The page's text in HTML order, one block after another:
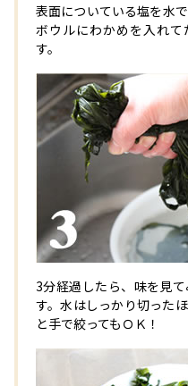
表面についている塩を水
ボウルにわかめを入れ
す。
3分経過したら、味を見
す。水はしっかり切った
と手で絞ってもＯＫ！